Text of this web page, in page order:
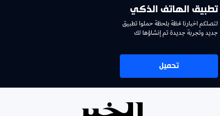
تطبيق الهاتف الذكي
لتصلكم اخبارنا لحظة بلحظة حملوا تطبيق
جديد وتجربة جديدة تم إنشاؤها لك
تحميل